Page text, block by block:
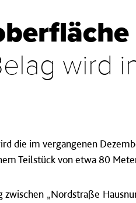
wird
die im vergangenen
Teilstück von etwa 80
„Nordstraße